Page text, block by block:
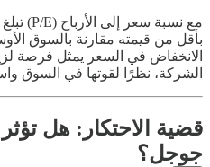
الانخفاض في السعر يمثل فرصة
الشركة، نظرًا لقوتها في السوق
قضية الاحتكار: هل
جوجل؟